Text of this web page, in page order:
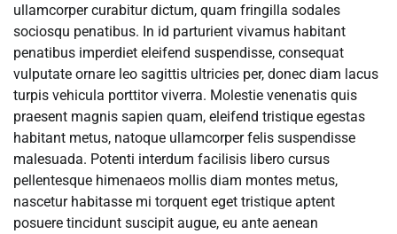
ullamcorper curabitur dictum, quam fringilla sodales
sociosqu penatibus. In id parturient vivamus habitant
penatibus imperdiet eleifend suspendisse, consequat
vulputate ornare leo sagittis ultricies per, donec diam lacus
turpis vehicula porttitor viverra. Molestie venenatis quis
praesent magnis sapien quam, eleifend tristique egestas
habitant metus, natoque ullamcorper felis suspendisse
malesuada. Potenti interdum facilisis libero cursus
pellentesque himenaeos mollis diam montes metus,
nascetur habitasse mi torquent eget tristique aptent
posuere tincidunt suscipit augue, eu ante aenean